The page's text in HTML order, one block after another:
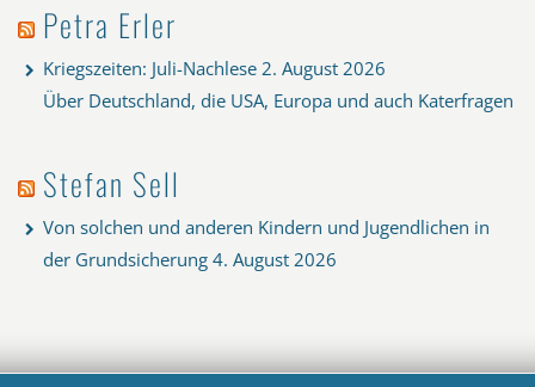
Petra Erler
Kriegszeiten: Juli-Nachlese 2. August 2026
Über Deutschland, die USA, Europa und auch Katerfragen
Stefan Sell
Von solchen und anderen Kindern und Jugendlichen in
der Grundsicherung 4. August 2026